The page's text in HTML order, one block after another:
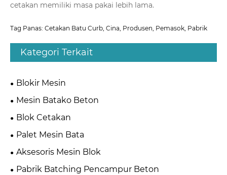
cetakan memiliki masa pakai lebih lama.
Tag Panas: Cetakan Batu Curb, Cina, Produsen, Pemasok, Pabrik
Kategori Terkait
Blokir Mesin
Mesin Batako Beton
Blok Cetakan
Palet Mesin Bata
Aksesoris Mesin Blok
Pabrik Batching Pencampur Beton